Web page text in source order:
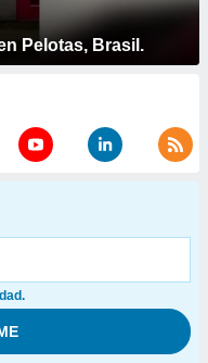
Pelotas, Brasil.